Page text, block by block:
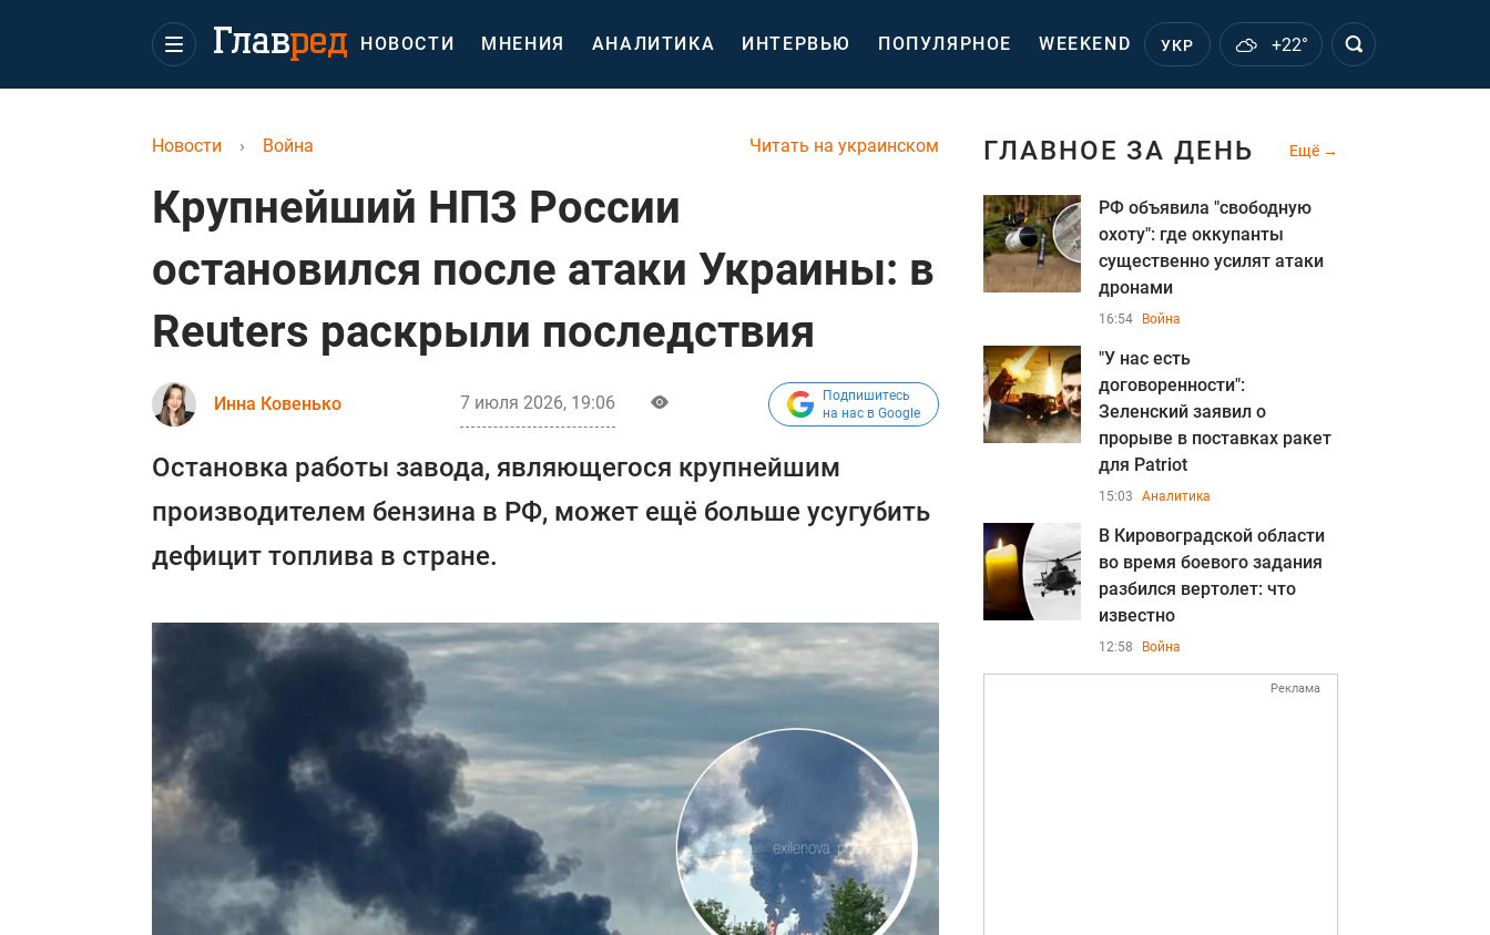
НОВОСТИ МНЕНИЯ АНАЛИТИКА ИНТЕРВЬЮ ПОПУЛЯРНОЕ WEEKEND УКР +22°
Читать на украинском
Новости › Война
Крупнейший НПЗ России
остановился после атаки Украины: в
Reuters раскрыли последствия
Инна Ковенько 7 июля 2026, 19:06
Подпишитесь
на нас в Google
Остановка работы завода, являющегося крупнейшим
производителем бензина в РФ, может ещё больше усугубить
дефицит топлива в стране.
ГЛАВНОЕ ЗА ДЕНЬ Ещё
РФ объявила "свободную
охоту": где оккупанты
существенно усилят атаки
дронами
16:54 Война
"У нас есть
договоренности":
Зеленский заявил о
прорыве в поставках ракет
для Patriot
15:03 Аналитика
В Кировоградской области
во время боевого задания
разбился вертолет: что
известно
12:58 Война
Реклама